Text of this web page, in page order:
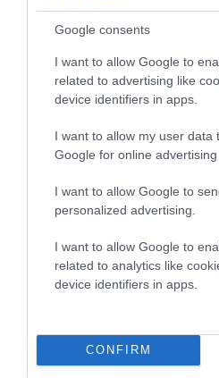
Google consents
I want to allow Google to
related to advertising like
device identifiers in apps.
I want to allow my user data
Google for online advertising
I want to allow Google to
personalized advertising.
I want to allow Google to
related to analytics like
device identifiers in apps.
CONFIRM
Η
εδώ.
05/08/2026
Άνδρου
05/08/2026
05/08/2026